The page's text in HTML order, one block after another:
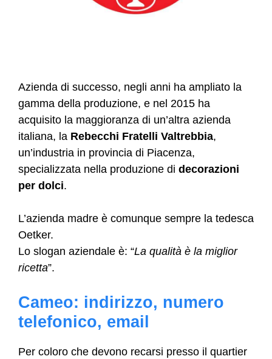
Azienda di successo, negli anni ha ampliato la
gamma della produzione, e nel 2015 ha
acquisito la maggioranza di un’altra azienda
italiana, la Rebecchi Fratelli Valtrebbia,
un’industria in provincia di Piacenza,
specializzata nella produzione di decorazioni
per dolci.
L’azienda madre è comunque sempre la tedesca
Oetker.
Lo slogan aziendale è: “La qualità è la miglior
ricetta”.
Cameo: indirizzo, numero
telefonico, email
Per coloro che devono recarsi presso il quartier